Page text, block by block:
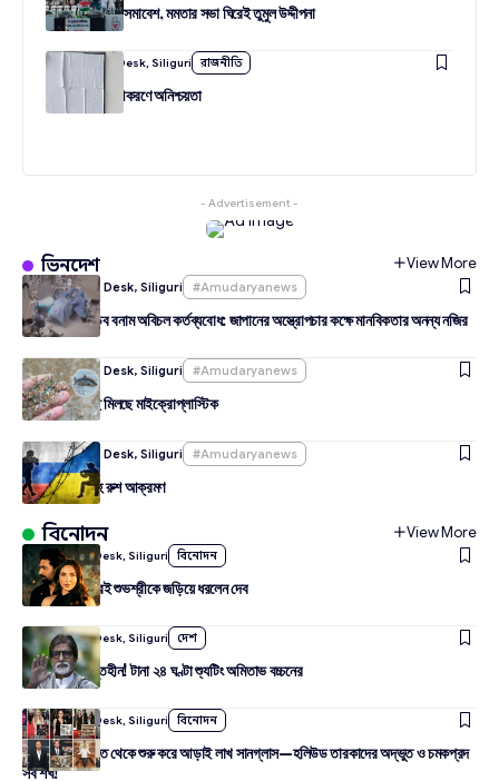
শহিদ দিবসে তিন সমাবেশ, মমতার সভা ঘিরেই তুমুল উদ্দীপনা
By Amudarya Desk, Siliguri রাজনীতি
রাজ্যের নতুন সমীকরণে অনিশ্চয়তা
- Advertisement -
ভিনদেশ View More
ByAmudarya Desk, Siliguri #amudaryanews
ভূমিকম্পের তাণ্ডব বনাম অবিচল কর্তব্যবোধ: জাপানের অস্ত্রোপচার কক্ষে মানবিকতার অনন্য নজির
By Amudarya Desk, Siliguri #amudaryanews
বাংলাদেশের মাছে মিলছে মাইক্রোপ্লাস্টিক
ByAmudarya Desk, Siliguri #amudaryanews
ইউক্রেনে ভয়াবহ রুশ আক্রমণ
বিনোদন View More
By Amudarya Desk, Siliguri বিনোদন
লাদাখ থেকে ফিরেই শুভশ্রীকে জড়িয়ে ধরলেন দেব
ByAmudarya Desk, Siliguri দেশ
৮৩-তেও ক্লান্তিহীন! টানা ২৪ ঘণ্টা শ্যুটিং অমিতাভ বচ্চনের
ByAmudarya Desk, Siliguri বিনোদন
আসল মানুষের দাঁত থেকে শুরু করে আড়াই লাখ সানগ্লাস—হলিউড তারকাদের অদ্ভুত ও চমকপ্রদ
সব শখ!